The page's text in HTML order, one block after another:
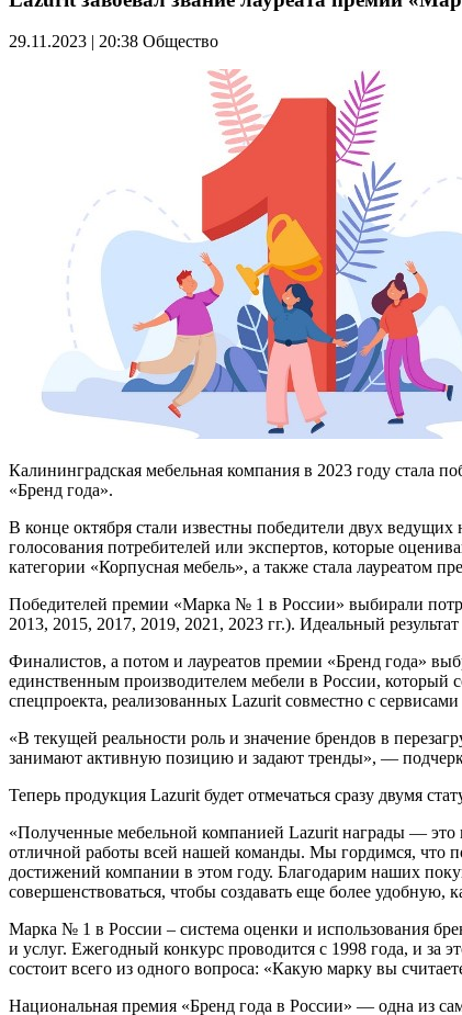
29.11.2023 | 20:38 Общество
Калининградская мебельная компания в 2023 году стала
«Бренд года».
В конце октября стали известны победители двух
голосования потребителей или экспертов, которые
категории «Корпусная мебель», а также стала лауреатом
Победителей премии «Марка № 1 в России» выбирали
2013, 2015, 2017, 2019, 2021, 2023 гг.). Идеальный
Финалистов, а потом и лауреатов премии «Бренд года»
единственным производителем мебели в России, который
спецпроекта, реализованных Lazurit совместно с
«В текущей реальности роль и значение брендов в
занимают активную позицию и задают тренды», —
Теперь продукция Lazurit будет отмечаться сразу двумя
«Полученные мебельной компанией Lazurit награды — это
отличной работы всей нашей команды. Мы гордимся, что
достижений компании в этом году. Благодарим наших
совершенствоваться, чтобы создавать еще более
Марка № 1 в России – система оценки и использования
и услуг. Ежегодный конкурс проводится с 1998 года, и за
состоит всего из одного вопроса: «Какую марку вы
Национальная премия «Бренд года в России» — одна из